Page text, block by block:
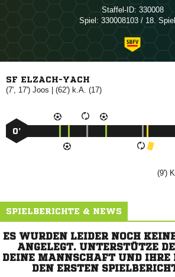
Staffel-ID: 330008
Spiel: 330008103 / 18.
SF ELZACH-YACH
(7', 17')  | (62') k.A. (17)
0’
(9')
SPIELBERICHTE & NEWS
ES WURDEN LEIDER NOCH
ANGELEGT. UNTERSTÜTZE
DEINE MANNSCHAFT UND IHRE
DEN ERSTEN